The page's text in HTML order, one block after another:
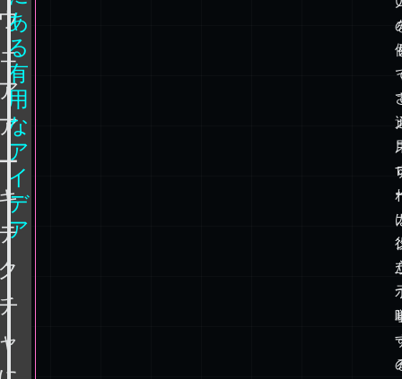
I.
そ
の
下
に
あ
る
有
用
ア
イ
ア
フォームにチェックボックスを一つ追加するだけで、本
来は1ファイルだけ変更すれば済むはずなのに、8ファイ